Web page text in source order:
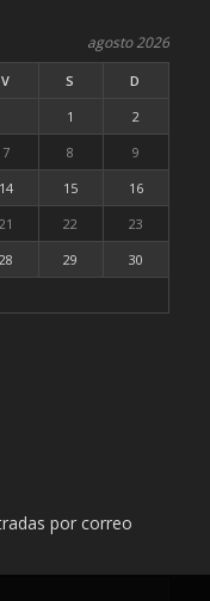
agosto 2026
V S
D
1
2
7 8
9
14 15
16
21 22
23
28 29
30
por correo